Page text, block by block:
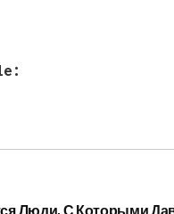
Люди, С Которыми